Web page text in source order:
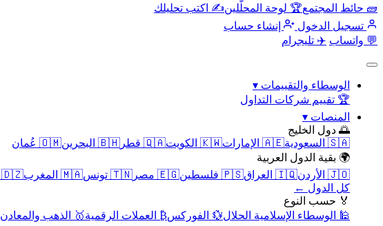
🧱 حائط المجتمع🏆 لوحة المحلّلين✍️ اكتب تحليلك
تسجيل الدخول
إنشاء حساب
💬 واتساب ✈️ تليجرام
الوسطاء والتقييمات ▾
🏆 تقييم شركات التداول
المنصات ▾
🌅 دول الخليج
🇸🇦 السعودية
🇦🇪 الإمارات 🇰🇼 الكويت 🇶🇦 قطر 🇧🇭 البحرين
🇴🇲 عُمان
🌍 بقية الدول العربية
🇯🇴 الأردن
🇮🇶 العراق 🇵🇸 فلسطين 🇪🇬 مصر 🇹🇳 تونس 🇲🇦 المغرب 🇩🇿 الجزائر
كل الدول ←
🏅 حسب النوع
🕌 الوسطاء الإسلامية الحلال💱 الفوركس₿ العملات الرقمية🥇 الذهب والمعادن